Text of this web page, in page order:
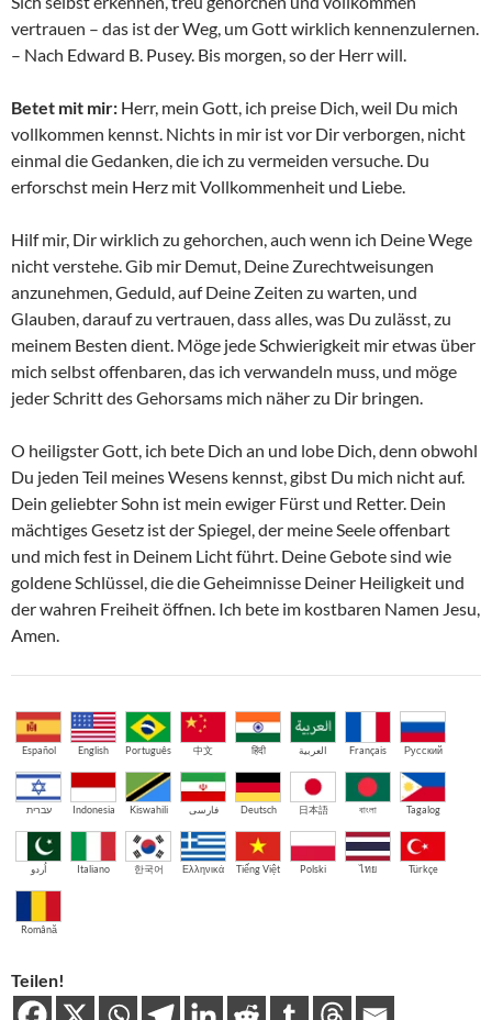
vertrauen – das ist der Weg, um Gott wirklich kennenzulernen.
– Nach Edward B. Pusey. Bis morgen, so der Herr will.
Betet mit mir: Herr, mein Gott, ich preise Dich, weil Du mich
vollkommen kennst. Nichts in mir ist vor Dir verborgen, nicht
einmal die Gedanken, die ich zu vermeiden versuche. Du
erforschst mein Herz mit Vollkommenheit und Liebe.
Hilf mir, Dir wirklich zu gehorchen, auch wenn ich Deine Wege
nicht verstehe. Gib mir Demut, Deine Zurechtweisungen
anzunehmen, Geduld, auf Deine Zeiten zu warten, und
Glauben, darauf zu vertrauen, dass alles, was Du zulässt, zu
meinem Besten dient. Möge jede Schwierigkeit mir etwas über
mich selbst offenbaren, das ich verwandeln muss, und möge
jeder Schritt des Gehorsams mich näher zu Dir bringen.
O heiligster Gott, ich bete Dich an und lobe Dich, denn obwohl
Du jeden Teil meines Wesens kennst, gibst Du mich nicht auf.
Dein geliebter Sohn ist mein ewiger Fürst und Retter. Dein
mächtiges Gesetz ist der Spiegel, der meine Seele offenbart
und mich fest in Deinem Licht führt. Deine Gebote sind wie
goldene Schlüssel, die die Geheimnisse Deiner Heiligkeit und
der wahren Freiheit öffnen. Ich bete im kostbaren Namen Jesu,
Amen.
Español English Português 中文 हिंदी العربية Français Русский
עברית Indonesia Kiswahili فارسی Deutsch 日本語 বাংলা Tagalog
اُردو Italiano 한국어 Ελληνικά Tiếng Việt Polski ไทย Türkçe
Română
Teilen!